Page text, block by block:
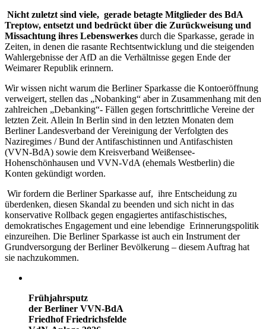
Nicht zuletzt sind viele, gerade betagte Mitglieder des BdA
Treptow, entsetzt und bedrückt über die Zurückweisung und
Missachtung ihres Lebenswerkes durch die Sparkasse, gerade in
Zeiten, in denen die rasante Rechtsentwicklung und die steigenden
Wahlergebnisse der AfD an die Verhältnisse gegen Ende der
Weimarer Republik erinnern.
Wir wissen nicht warum die Berliner Sparkasse die Kontoeröffnung
verweigert, stellen das „Nobanking“ aber in Zusammenhang mit den
zahlreichen „Debanking“- Fällen gegen fortschrittliche Vereine der
letzten Zeit. Allein In Berlin sind in den letzten Monaten dem
Berliner Landesverband der Vereinigung der Verfolgten des
Naziregimes / Bund der Antifaschistinnen und Antifaschisten
(VVN-BdA) sowie dem Kreisverband Weißensee-
Hohenschönhausen und VVN-VdA (ehemals Westberlin) die
Konten gekündigt worden.
Wir fordern die Berliner Sparkasse auf, ihre Entscheidung zu
überdenken, diesen Skandal zu beenden und sich nicht in das
konservative Rollback gegen engagiertes antifaschistisches,
demokratisches Engagement und eine lebendige Erinnerungspolitik
einzureihen. Die Berliner Sparkasse ist auch ein Instrument der
Grundversorgung der Berliner Bevölkerung – diesem Auftrag hat
sie nachzukommen.
Frühjahrsputz
der Berliner VVN-BdA
Friedhof Friedrichsfelde